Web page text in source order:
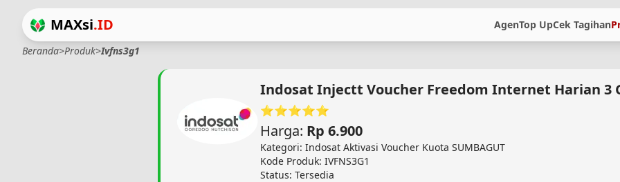
MAXsi.ID AgenTop UpCek Tagihan
Beranda>Produk>Ivfns3g1
Indosat Injectt Voucher Freedom Internet Harian 3
⭐⭐⭐⭐⭐
Harga: Rp 6.900
Kategori: Indosat Aktivasi Voucher Kuota SUMBAGUT
Kode Produk: IVFNS3G1
Status: Tersedia